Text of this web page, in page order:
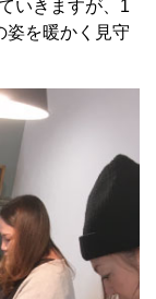
いきますが、1
姿を暖かく見守